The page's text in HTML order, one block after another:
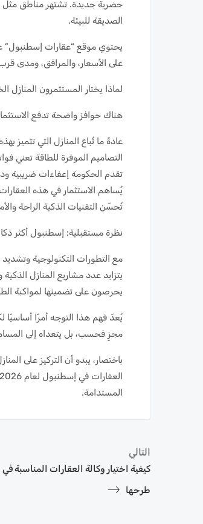
حضرية جديدة. تشتهر مناطق مثل
الصديقة للبيئة.
يحتوي موقع “عقارات إسطنبول”
على الأسعار، والمرافق، ومدى
لماذا يختار المستثمرون المنازل
هناك حوافز واضحة تدفع
عادةً ما تُباع المنازل التي تتميز
التصاميم الموفرة للطاقة تعني
تقدم الحكومة إعفاءات ضريبية
يُساهم الاستثمار في هذه
تُحسّن التقنيات الذكية الراحة
نظرة مستقبلية: إسطنبول أكثر
مع التطورات التكنولوجية
يتزايد عدد مشاريع المنازل
يحرصون على تضمينها لمواكبة
يُعدّ فهم هذا التوجه أمرًا أساسيًا
مجزٍ فحسب، بل يتعداه إلى
باختصار، يبدو أن التركيز على
المستدامة.
التالي
كيفية اختيار وكالة العقارات المناسبة
طرحها